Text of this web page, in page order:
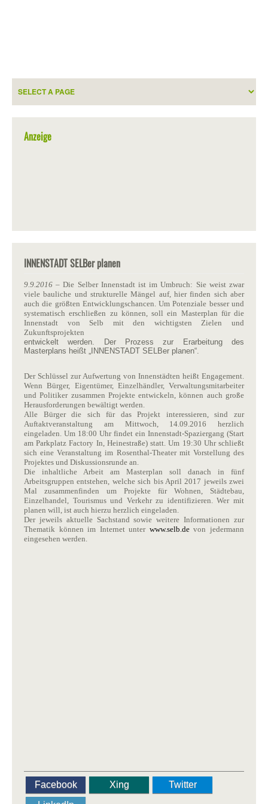
Anzeige
INNENSTADT SELBer planen
9.9.2016 – Die Selber Innenstadt ist im Umbruch: Sie weist zwar
viele bauliche und strukturelle Mängel auf, hier finden sich aber
auch die größten Entwicklungschancen. Um Potenziale besser und
systematisch erschließen zu können, soll ein Masterplan für die
Innenstadt von Selb mit den wichtigsten Zielen und
Zukunftsprojekten
entwickelt werden. Der Prozess zur Erarbeitung des
Masterplans heißt „INNENSTADT SELBer planen“.
Der Schlüssel zur Aufwertung von Innenstädten heißt Engagement.
Wenn Bürger, Eigentümer, Einzelhändler, Verwaltungsmitarbeiter
und Politiker zusammen Projekte entwickeln, können auch große
Herausforderungen bewältigt werden.
Alle Bürger die sich für das Projekt interessieren, sind zur
Auftaktveranstaltung am Mittwoch, 14.09.2016 herzlich
eingeladen. Um 18:00 Uhr findet ein Innenstadt-Spaziergang (Start
am Parkplatz Factory In, Heinestraße) statt. Um 19:30 Uhr schließt
sich eine Veranstaltung im Rosenthal-Theater mit Vorstellung des
Projektes und Diskussionsrunde an.
Die inhaltliche Arbeit am Masterplan soll danach in fünf
Arbeitsgruppen entstehen, welche sich bis April 2017 jeweils zwei
Mal zusammenfinden um Projekte für Wohnen, Städtebau,
Einzelhandel, Tourismus und Verkehr zu identifizieren. Wer mit
planen will, ist auch hierzu herzlich eingeladen.
Der jeweils aktuelle Sachstand sowie weitere Informationen zur
Thematik können im Internet unter www.selb.devon jedermann
eingesehen werden.
Facebook Xing
Twitter